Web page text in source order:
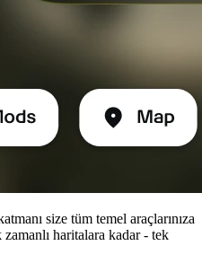
size tüm temel araçlarınıza
haritalara kadar - tek